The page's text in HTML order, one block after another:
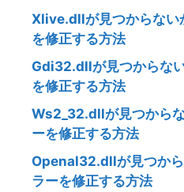
Xlive.dllが見つからない
を修正する方法
Gdi32.dllが見つからな
を修正する方法
Ws2_32.dllが見つから
ーを修正する方法
Openal32.dllが見つか
ラーを修正する方法